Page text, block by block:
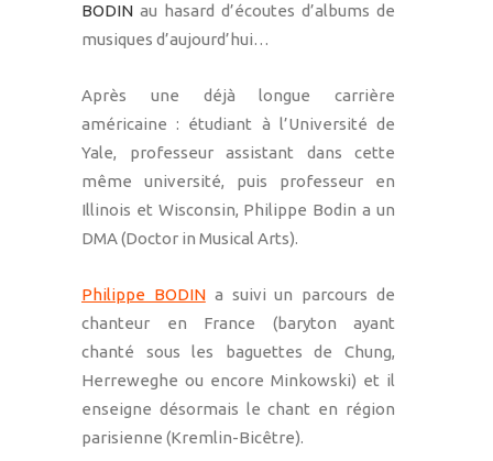
BODIN au hasard d’écoutes d’albums de
musiques d’aujourd’hui…
Après une déjà longue carrière
américaine : étudiant à l’Université de
Yale, professeur assistant dans cette
même université, puis professeur en
Illinois et Wisconsin, Philippe Bodin a un
DMA (Doctor in Musical Arts).
Philippe BODINa suivi un parcours de
chanteur en France (baryton ayant
chanté sous les baguettes de Chung,
Herreweghe ou encore Minkowski) et il
enseigne désormais le chant en région
parisienne (Kremlin-Bicêtre).